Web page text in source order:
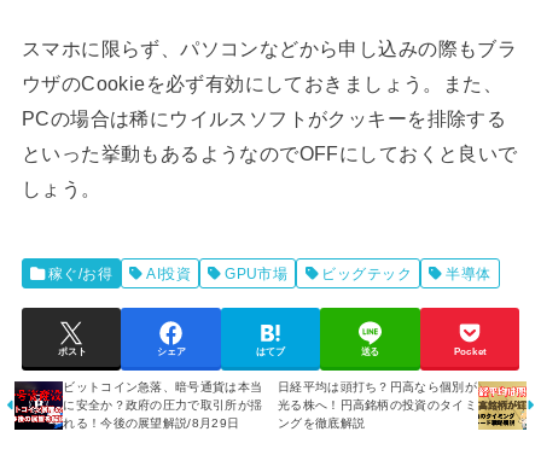
スマホに限らず、パソコンなどから申し込みの際もブラ
ウザのCookieを必ず有効にしておきましょう。また、
PCの場合は稀にウイルスソフトがクッキーを排除する
といった挙動もあるようなのでOFFにしておくと良いで
しょう。
稼ぐ/お得 AI投資 GPU市場 ビッグテック 半導体
ポスト シェア はてブ 送る Pocket
ビットコイン急落、暗号通貨は本当
に安全か？政府の圧力で取引所が揺
れる！今後の展望解説/8月29日
日経平均は頭打ち？円高なら個別が
光る株へ！円高銘柄の投資のタイミ
ングを徹底解説